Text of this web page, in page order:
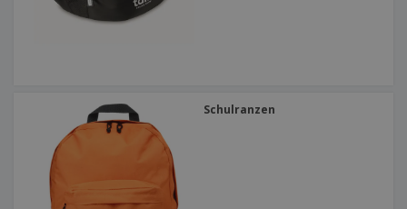
Schulranzen